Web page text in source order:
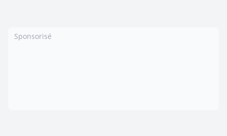
Sponsorisé